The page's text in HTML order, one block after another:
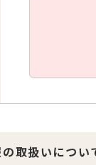
の取扱いについ